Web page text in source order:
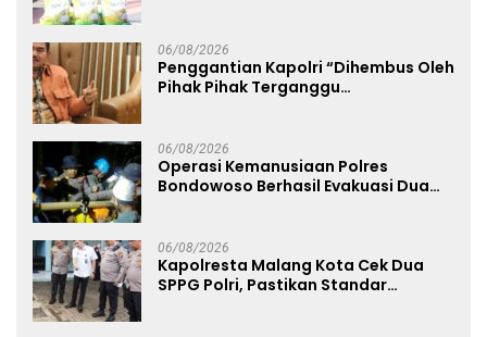
06/08/2026
Penggantian Kapolri “Dihembus Oleh
Pihak Pihak Terganggu
06/08/2026
Operasi Kemanusiaan Polres
Bondowoso Berhasil Evakuasi Dua
06/08/2026
Kapolresta Malang Kota Cek Dua
SPPG Polri, Pastikan Standar